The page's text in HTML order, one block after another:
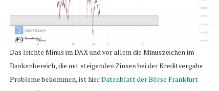
Das leichte Minus im DAX und vor allem die Minuszeichen im
Bankenbereich, die mit steigenden Zinsen bei der Kreditvergabe
Probleme bekommen, ist hierDatenblatt der Börse Frankfurt